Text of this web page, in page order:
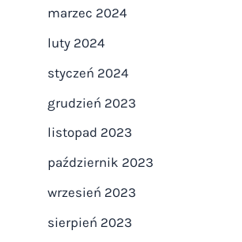
marzec 2024
luty 2024
styczeń 2024
grudzień 2023
listopad 2023
październik 2023
wrzesień 2023
sierpień 2023